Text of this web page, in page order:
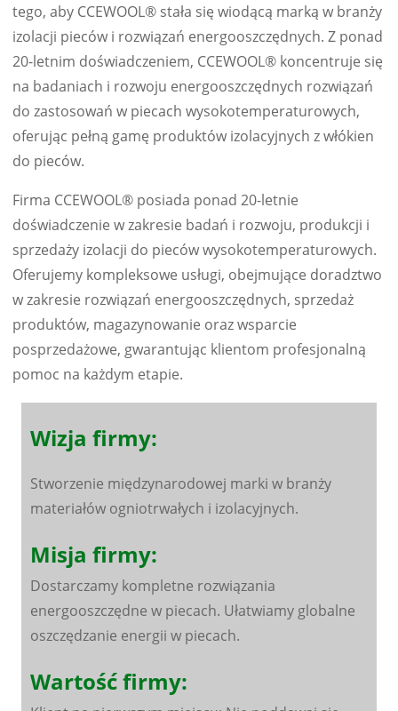
tego, aby CCEWOOL® stała się wiodącą marką w branży
izolacji pieców i rozwiązań energooszczędnych. Z ponad
20-letnim doświadczeniem, CCEWOOL® koncentruje się
na badaniach i rozwoju energooszczędnych rozwiązań
do zastosowań w piecach wysokotemperaturowych,
oferując pełną gamę produktów izolacyjnych z włókien
do pieców.
Firma CCEWOOL® posiada ponad 20-letnie
doświadczenie w zakresie badań i rozwoju, produkcji i
sprzedaży izolacji do pieców wysokotemperaturowych.
Oferujemy kompleksowe usługi, obejmujące doradztwo
w zakresie rozwiązań energooszczędnych, sprzedaż
produktów, magazynowanie oraz wsparcie
posprzedażowe, gwarantując klientom profesjonalną
pomoc na każdym etapie.
Wizja firmy:
Stworzenie międzynarodowej marki w branży
materiałów ogniotrwałych i izolacyjnych.
Misja firmy:
Dostarczamy kompletne rozwiązania
energooszczędne w piecach. Ułatwiamy globalne
oszczędzanie energii w piecach.
Wartość firmy: